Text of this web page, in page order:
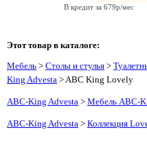
В кредит за 679р/мес
Этот товар в каталоге:
Мебель > Столы и стулья >
King Advesta > ABC King Lovely
ABC-King Advesta > Мебель ABC-
ABC-King Advesta > Коллекция